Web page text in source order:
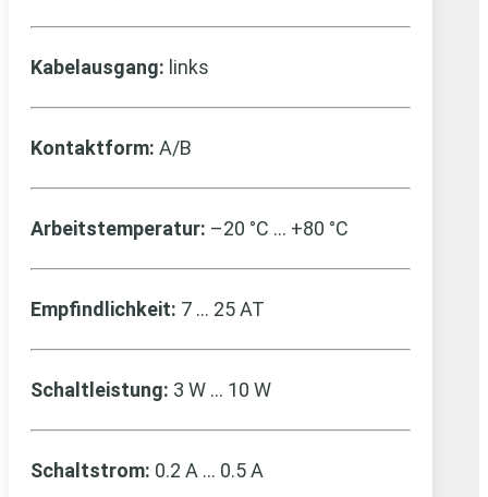
Kabelausgang: links
Kontaktform: A/B
Arbeitstemperatur: –20 °C … +80 °C
Empfindlichkeit: 7 … 25 AT
Schaltleistung: 3 W … 10 W
Schaltstrom: 0.2 A … 0.5 A